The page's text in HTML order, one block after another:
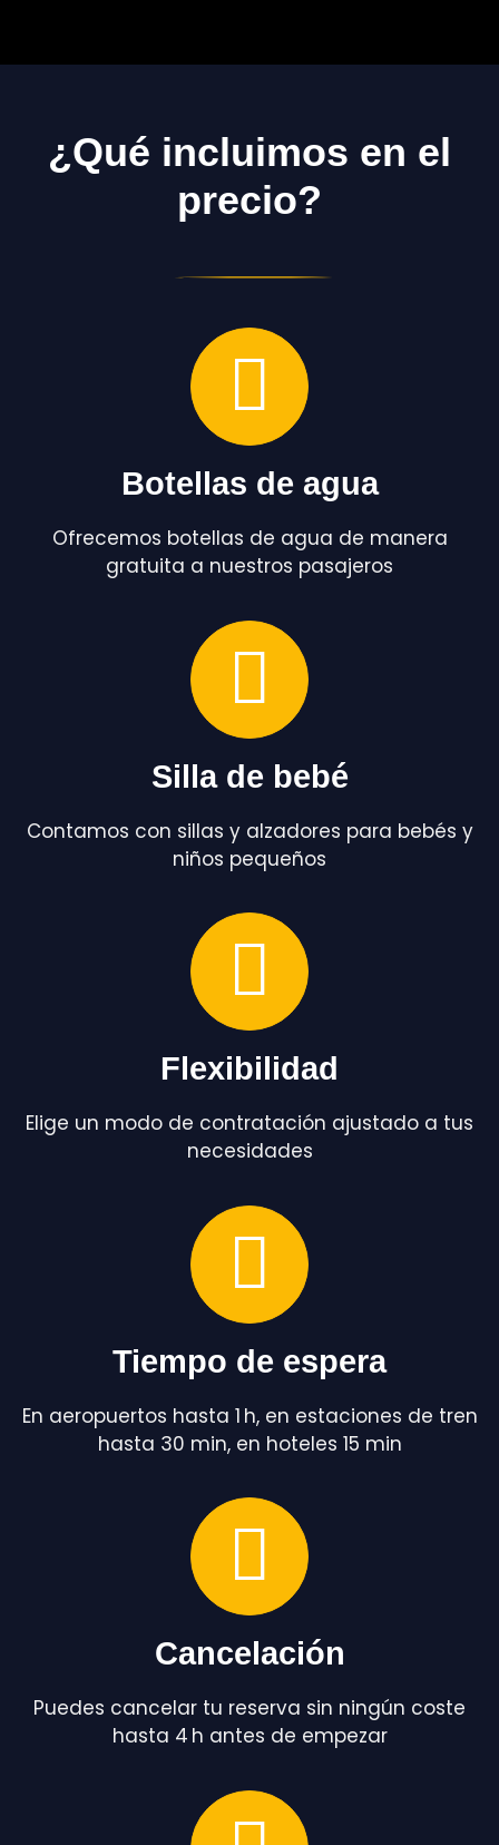
¿Qué incluimos en el
precio?
Botellas de agua
Ofrecemos botellas de agua de manera
gratuita a nuestros pasajeros
Silla de bebé
Contamos con sillas y alzadores para bebés y
niños pequeños
Flexibilidad
Elige un modo de contratación ajustado a tus
necesidades
Tiempo de espera
En aeropuertos hasta 1 h, en estaciones de tren
hasta 30 min, en hoteles 15 min
Cancelación
Puedes cancelar tu reserva sin ningún coste
hasta 4 h antes de empezar